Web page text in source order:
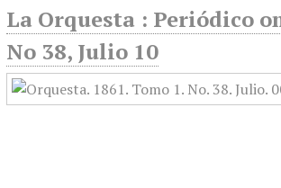
La Orquesta : Periódico
No 38, Julio 10